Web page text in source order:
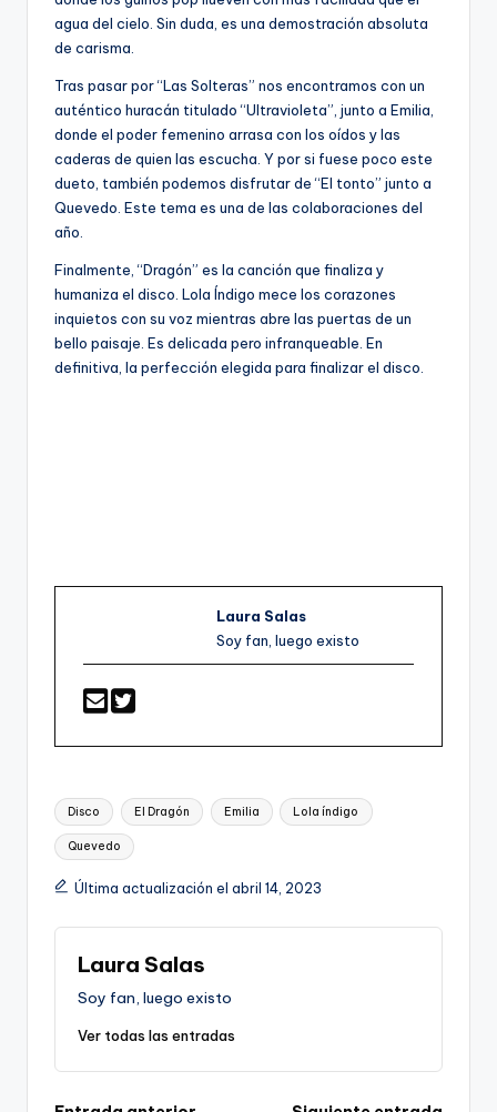
agua del cielo. Sin duda, es una demostración absoluta
de carisma.
Tras pasar por “Las Solteras” nos encontramos con un
auténtico huracán titulado “Ultravioleta”, junto a Emilia,
donde el poder femenino arrasa con los oídos y las
caderas de quien las escucha. Y por si fuese poco este
dueto, también podemos disfrutar de “El tonto” junto a
Quevedo. Este tema es una de las colaboraciones del
año.
Finalmente, “Dragón” es la canción que finaliza y
humaniza el disco. Lola Índigo mece los corazones
inquietos con su voz mientras abre las puertas de un
bello paisaje. Es delicada pero infranqueable. En
definitiva, la perfección elegida para finalizar el disco.
Laura Salas
Soy fan, luego existo
Etiquetas:
Disco El Dragón Emilia Lola índigo
Quevedo
Última actualización el abril 14, 2023
Laura Salas
Soy fan, luego existo
Ver todas las entradas